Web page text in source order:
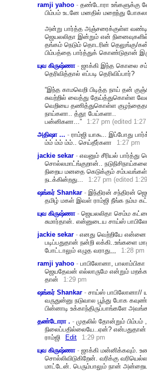
ramji yahoo - தண்டோரா உங்களுக்கு
பிம்பம் உடனே மனதில் மறைந்து
அன்று பார்த்த அஞ்சரைக்குள்ள வண்டி
ஜெயலலிதா இன்றும் என் நினைவுகளில்
தங்கம் நெடும் தொடரின் தெலுங்கு/
பிம்பத்தை பார்த்துக் கொண்டுதான்
யுவ கிருஷ்ணா - ஜாக்கி இந்த கொலை
தெரிவித்தால் எப்படி தெரிவிப்பார்?
“இந்த காமவெறி பிடித்த நாய் தன்
சுவற்றில் வைத்து தேய்த்துகொள்ள
வெறியை தணித்துகொள்ள
நாய்களா.. த்தூ பேய்களா..
பன்னிகளா...”
1:27 pm (edited
அதிஷா ... - ராம்ஜி யாகூ.. இப்போது
ம்ம் ம்ம் ம்ம்.. செய்தீர்களா
1:27 pm
jackie sekar - எவனும் சீரியல்
சொல்லமாட்ங்குறான்..
நிறைய மனதை கெடுக்கும் சம்பவங்கள்
நடக்கின்றது...
1:27 pm (edited
ஷங்கர் Shankar - இந்திரன் சந்திரன்
தமிழ் மகள் இவள் ராம்ஜி நீங்க நம்ம
யுவ கிருஷ்ணா - ஜெயலலிதா செம்ம
சுமார்தான். என்னுடைய சாய்ஸ்
jackie sekar - எனது வெற்றியே என்னை
படிப்பதுதான் நன்றி லக்கி..உங்களை
போட்டாலும் எழுத வராது,,,
1:28 pm
ramji yahoo - பாபிலோனா, பாலாம்பிகா
ஜெயதேவன் எல்லாருமே என்றும்
தான்
1:29 pm
ஷங்கர் Shankar - சாய்ஸ் பாபிலோனா//
வருதுன்னு நடுவால பூந்து போக
பின்னாடி உக்காந்திருப்பாங்களே
தண்டோரா . - முதலில் தோன்றும்
நிலைப்பதில்லையே..ஏன்?
ராம்ஜி
Edit
1:29 pm
யுவ கிருஷ்ணா - ஜாக்கி மன்னிக்கவும்.
சொல்லிவிடுகிறேன். வரிக்கு
மாட்டேன். பெரும்பாலும் நான்